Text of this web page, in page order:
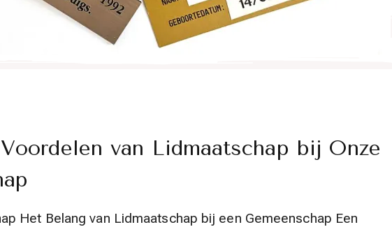
van Lidmaatschap bij Onze
Het Belang van Lidmaatschap bij een Gemeenschap Een